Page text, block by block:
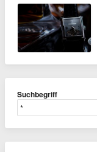
Suchbegriff